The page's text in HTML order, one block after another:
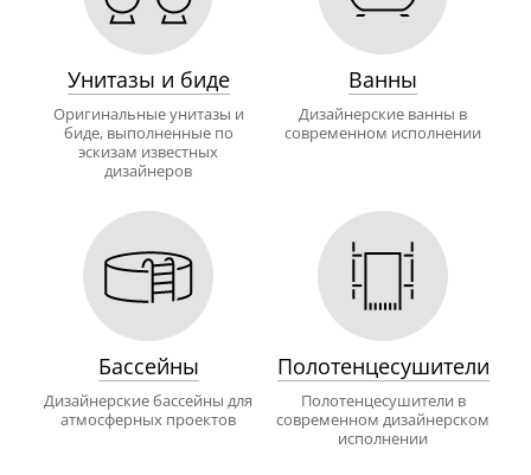
Унитазы и биде
Оригинальные унитазы и
биде, выполненные по
эскизам известных
дизайнеров
Ванны
Дизайнерские ванны в
современном исполнении
Бассейны
Дизайнерские бассейны для
атмосферных проектов
Полотенцесушители
Полотенцесушители в
современном дизайнерском
исполнении